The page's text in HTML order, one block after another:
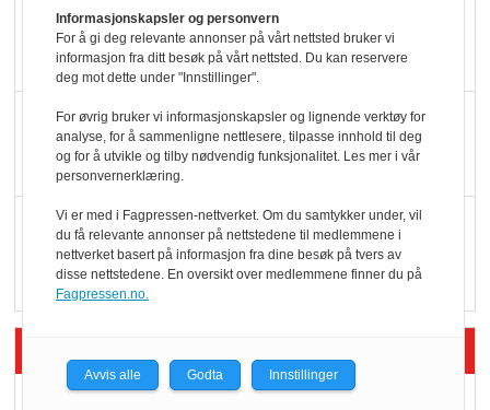
Færre varer, men fulle
hyller
KI lager mat i butikken
Q passerte 1 milliard i
Rema i 2025
Informasjonskapsler og personvern
For å gi deg relevante annonser på vårt nettsted bruker vi
informasjon fra ditt besøk på vårt nettsted. Du kan reservere
deg mot dette under "Innstillinger".
For øvrig bruker vi informasjonskapsler og lignende verktøy for
analyse, for å sammenligne nettlesere, tilpasse innhold til deg
og for å utvikle og tilby nødvendig funksjonalitet. Les mer i vår
personvernerklæring.
Vi er med i Fagpressen-nettverket. Om du samtykker under, vil
du få relevante annonser på nettstedene til medlemmene i
nettverket basert på informasjon fra dine besøk på tvers av
disse nettstedene. En oversikt over medlemmene finner du på
Fagpressen.no.
Avvis alle Godta Innstillinger